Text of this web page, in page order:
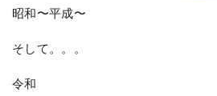
昭和〜平成〜
そして。。。
令和